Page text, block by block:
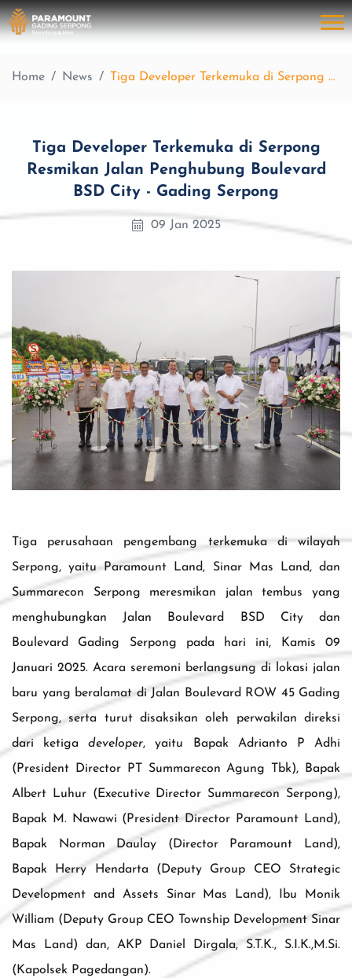
Home News Tiga Developer Terkemuka di Serpong Resmikan Jalan Penghubung Boulevard BSD City - Gading Serpong
Tiga Developer Terkemuka di Serpong
Resmikan Jalan Penghubung Boulevard
BSD City - Gading Serpong
09 Jan 2025
Tiga perusahaan pengembang terkemuka di wilayah
Serpong, yaitu Paramount Land, Sinar Mas Land, dan
Summarecon Serpong meresmikan jalan tembus yang
menghubungkan Jalan Boulevard BSD City dan
Boulevard Gading Serpong pada hari ini, Kamis 09
Januari 2025. Acara seremoni berlangsung di lokasi jalan
baru yang beralamat di Jalan Boulevard ROW 45 Gading
Serpong, serta turut disaksikan oleh perwakilan direksi
dari ketigadeveloper, yaitu Bapak Adrianto P Adhi
(President Director PT Summarecon Agung Tbk), Bapak
Albert Luhur (Executive Director Summarecon Serpong),
Bapak M. Nawawi (President Director Paramount Land),
Bapak Norman Daulay (Director Paramount Land),
Bapak Herry Hendarta (Deputy Group CEO Strategic
Development and Assets Sinar Mas Land), Ibu Monik
William (Deputy Group CEO Township Development Sinar
Mas Land) dan, AKP Daniel Dirgala, S.T.K., S.I.K.,M.Si.
(Kapolsek Pagedangan).